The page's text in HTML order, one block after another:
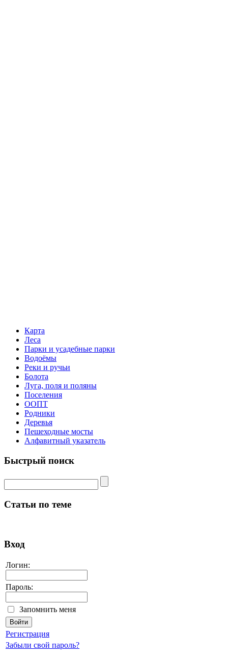
Карта
Леса
Парки и усадебные парки
Водоёмы
Реки и ручьи
Болота
Луга, поля и поляны
Поселения
ООПТ
Родники
Деревья
Пешеходные мосты
Алфавитный указатель
Быстрый поиск
Статьи по теме
Вход
Логин:
Пароль:
Запомнить меня
Регистрация
Забыли свой пароль?